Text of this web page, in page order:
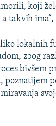
koji
takvih
lokalnih
zbog
bivšem
poznatijem